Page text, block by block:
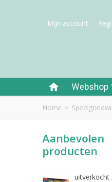
Mijn account
Webshop
Home >
Aanbevolen
producten
uitverkocht